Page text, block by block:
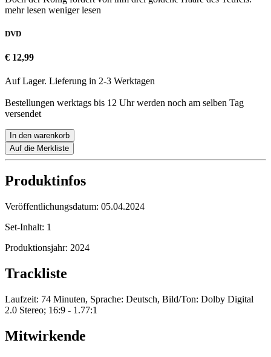
mehr lesen weniger lesen
DVD
€ 12,99
Auf Lager. Lieferung in 2-3 Werktagen
Bestellungen werktags bis 12 Uhr werden noch am selben Tag
versendet
In den warenkorb
Auf die Merkliste
Produktinfos
Veröffentlichungsdatum: 05.04.2024
Set-Inhalt: 1
Produktionsjahr: 2024
Trackliste
Laufzeit: 74 Minuten, Sprache: Deutsch, Bild/Ton: Dolby Digital
2.0 Stereo; 16:9 - 1.77:1
Mitwirkende